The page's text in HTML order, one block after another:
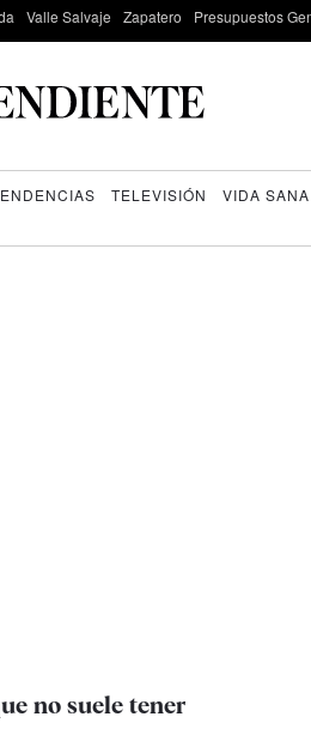
Valle Salvaje Zapatero Presupuestos
TELEVISIÓN VIDA SANA
no suele tener